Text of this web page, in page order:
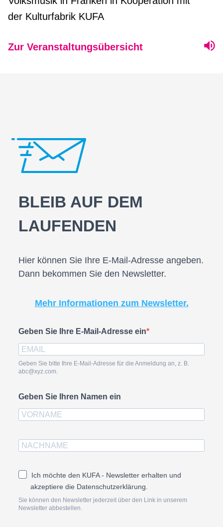
der Kulturfabrik KUFA
Zur Veranstaltungsübersicht
BLEIB AUF DEM
LAUFENDEN
Hier können Sie Ihre E-Mail-Adresse angeben.
Dann bekommen Sie den Newsletter.
Mehr Informationen zum Newsletter.
Geben Sie Ihre E-Mail-Adresse ein
Geben Sie bitte Ihre E-Mail-Adresse für die Anmeldung an, z. B.
abc@xyz.com.
Geben Sie Ihren Namen ein
Ich möchte den KUFA - Newsletter erhalten und
akzeptiere die Datenschutzerklärung.
Sie können den Newsletter jederzeit über den Link in unserem
Newsletter abbestellen.